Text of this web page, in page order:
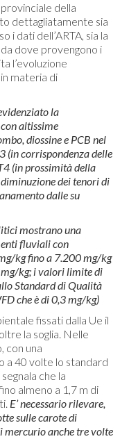
della
dettagliatamente sia
i dati dell’ARTA, sia la
dove provengono i
l’evoluzione
materia di
la
altissime
diossine e PCB nel
corrispondenza delle
(in prossimità della
dei tenori di
dalle su
mostrano una
fluviali con
kg fino a 7.200 mg/kg
mg/kg; i valori limite di
Standard di Qualità
che è di 0,3 mg/kg)
fissati dalla Ue il
la soglia. Nelle
con una
a 40 volte lo standard
che la
almeno a 1,7 m di
E’ necessario rilevare,
sulle carote di
mercurio anche tre volte